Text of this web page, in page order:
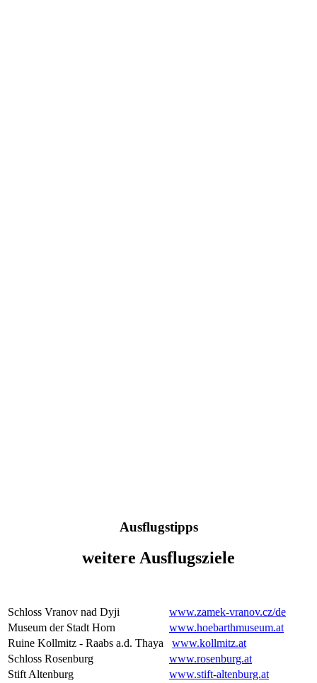
Ausflugstipps
weitere Ausflugsziele
Schloss Vranov nad Dyji
www.zamek-vranov.cz/de
Museum der Stadt Horn
www.hoebarthmuseum.at
Ruine Kollmitz - Raabs a.d. Thaya
www.kollmitz.at
Schloss Rosenburg
www.rosenburg.at
Stift Altenburg
www.stift-altenburg.at